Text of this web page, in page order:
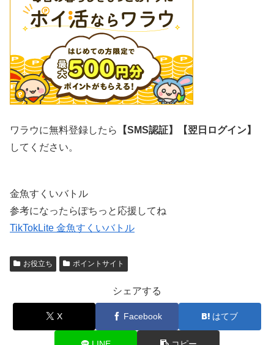
ワラウに無料登録したら
【SMS認証】【翌日ログイン】
してください。
金魚すくいバトル
参考になったらぽちっと応援してね
TikTokLite 金魚すくいバトル
お役立ち ポイントサイト
シェアする
X Facebook はてブ